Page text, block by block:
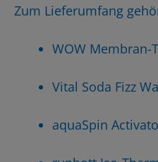
Zum Lieferumfang
WOW Membran-
Vital Soda Fizz
aquaSpin